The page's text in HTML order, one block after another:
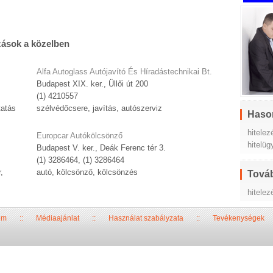
a közelben
Alfa Autoglass Autójavító És Híradástechnikai Bt.
Budapest XIX. ker., Üllői út 200
(1) 4210557
szélvédőcsere, javítás, autószerviz
Europcar Autókölcsönző
Budapest V. ker., Deák Ferenc tér 3.
(1) 3286464, (1) 3286464
autó, kölcsönző, kölcsönzés
::Médiaajánlat::Használat szabályzata::Tevékenységek